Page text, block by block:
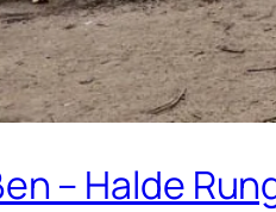
– Halde